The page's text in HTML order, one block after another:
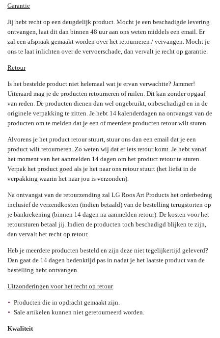
Garantie
Jij hebt recht op een deugdelijk product. Mocht je een beschadigde levering
ontvangen, laat dit dan binnen 48 uur aan ons weten middels een email. Er
zal een afspraak gemaakt worden over het retourneren / vervangen. Mocht je
ons te laat inlichten over de vervoerschade, dan vervalt je recht op garantie.
Retour
Is het bestelde product niet helemaal wat je ervan verwachtte? Jammer!
Uiteraard mag je de producten retourneren of ruilen. Dit kan zonder opgaaf
van reden. De producten dienen dan wel ongebruikt, onbeschadigd en in de
originele verpakking te zitten. Je hebt 14 kalenderdagen na ontvangst van de
producten om te melden dat je een of meerdere producten retour wilt sturen.
Alvorens je het product retour stuurt, stuur ons dan een email dat je een
product wilt retourneren. Zo weten wij dat er iets retour komt. Je hebt vanaf
het moment van het aanmelden 14 dagen om het product retour te sturen.
Verpak het product goed als je het naar ons retour stuurt (het liefst in de
verpakking waarin het naar jou is verzonden).
Na ontvangst van de retourzending zal LG Roos Art Products het orderbedrag
inclusief de verzendkosten (indien betaald) van de bestelling terugstorten op
je bankrekening (binnen 14 dagen na aanmelden retour). De kosten voor het
retoursturen betaal jij. Indien de producten toch beschadigd blijken te zijn,
dan vervalt het recht op retour.
Heb je meerdere producten besteld en zijn deze niet tegelijkertijd geleverd?
Dan gaat de 14 dagen bedenktijd pas in nadat je het laatste product van de
bestelling hebt ontvangen.
Uitzonderingen voor het recht op retour
Producten die in opdracht gemaakt zijn.
Sale artikelen kunnen niet geretourneerd worden.
Kwaliteit